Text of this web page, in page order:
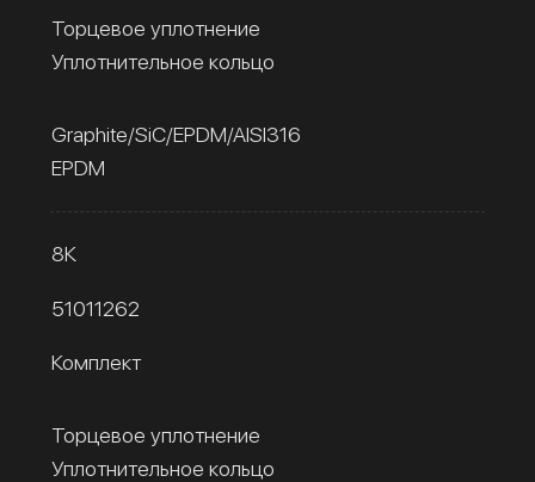
Торцевое уплотнение
Уплотнительное кольцо
Graphite/SiC/EPDM/AISI316
EPDM
8К
51011262
Комплект
Торцевое уплотнение
Уплотнительное кольцо